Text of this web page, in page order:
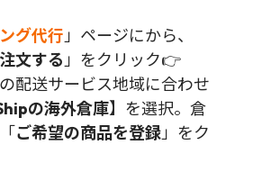
グ代行」ページにから、
文する」をクリック👉
配送サービス地域に合わせ
の海外倉庫】を選択。倉
ご希望の商品を登録」をク